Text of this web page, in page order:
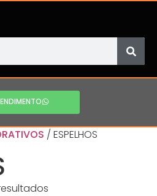
/ ESPELHOS